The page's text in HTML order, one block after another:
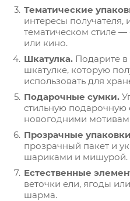
Тематические
интересы получателя,
тематическом стиле
или кино.
Шкатулка. Подарите
шкатулке, которую
использовать для
Подарочные сумки.
стильную подарочную
новогодними
Прозрачные
прозрачный пакет и
шариками и мишурой.
Естественные
веточки ели, ягоды
шарма.